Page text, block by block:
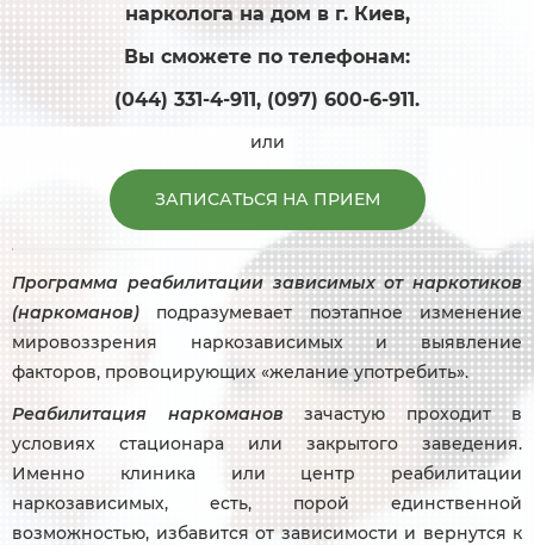
нарколога на дом в г. Киев,
Вы сможете по телефонам:
(044) 331-4-911, (097) 600-6-911.
или
ЗАПИСАТЬСЯ НА ПРИЕМ
Программа реабилитации зависимых от наркотиков
(наркоманов) подразумевает поэтапное изменение
мировоззрения наркозависимых и выявление
факторов, провоцирующих «желание употребить».
Реабилитация наркоманов зачастую проходит в
условиях стационара или закрытого заведения.
Именно клиника или центр реабилитации
наркозависимых, есть, порой единственной
возможностью, избавится от зависимости и вернутся к